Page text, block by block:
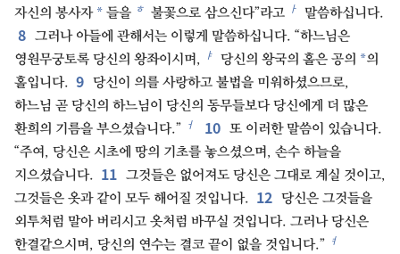
자신의 봉사자 * 들을 ㅎ 불꽃으로 삼으신다”라고 ㅏ 말씀하십니다.
8 그러나 아들에 관해서는 이렇게 말씀하십니다. “하느님은
영원무궁토록 당신의 왕좌이시며,
ㅑ 당신의 왕국의 홀은 공의 *의
홀입니다. 9 당신이 의를 사랑하고 불법을 미워하셨으므로,
하느님 곧 당신의 하느님이 당신의 동무들보다 당신에게 더 많은
환희의 기름을 부으셨습니다.” ㅓ 10 또 이러한 말씀이 있습니다.
“주여, 당신은 시초에 땅의 기초를 놓으셨으며, 손수 하늘을
지으셨습니다. 11 그것들은 없어져도 당신은 그대로 계실 것이고,
그것들은 옷과 같이 모두 해어질 것입니다. 12 당신은 그것들을
외투처럼 말아 버리시고 옷처럼 바꾸실 것입니다. 그러나 당신은
한결같으시며, 당신의 연수는 결코 끝이 없을 것입니다.” ㅕ